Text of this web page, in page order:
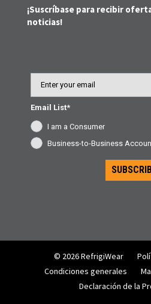
¡Suscríbase para recibir
noticias!
Email
Email List*
I am a Consumer
Business-to-Business
© 2026 RefrigiWear
Condiciones generales
Declaración de la